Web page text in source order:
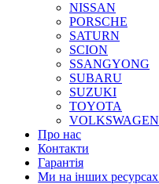
NISSAN
PORSCHE
SATURN
SCION
SSANGYONG
SUBARU
SUZUKI
TOYOTA
VOLKSWAGEN
Про нас
Контакти
Гарантія
Ми на інших ресурсах